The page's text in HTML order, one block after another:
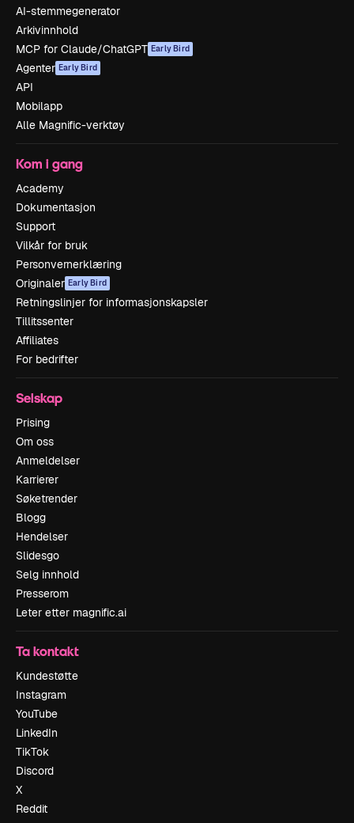
AI-stemmegenerator
Arkivinnhold
MCP for Claude/ChatGPT Early Bird
Agenter Early Bird
API
Mobilapp
Alle Magnific-verktøy
Kom i gang
Academy
Dokumentasjon
Support
Vilkår for bruk
Personvernerklæring
Originaler Early Bird
Retningslinjer for informasjonskapsler
Tillitssenter
Affiliates
For bedrifter
Selskap
Prising
Om oss
Anmeldelser
Karrierer
Søketrender
Blogg
Hendelser
Slidesgo
Selg innhold
Presserom
Leter etter magnific.ai
Ta kontakt
Kundestøtte
Instagram
YouTube
LinkedIn
TikTok
Discord
X
Reddit